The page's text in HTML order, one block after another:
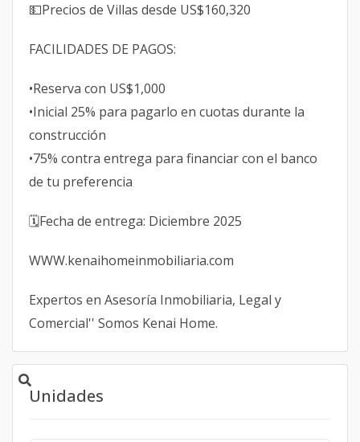
💵Precios de Villas desde US$160,320
FACILIDADES DE PAGOS:
•Reserva con US$1,000
•Inicial 25% para pagarlo en cuotas durante la
construcción
•75% contra entrega para financiar con el banco
de tu preferencia
🗓️Fecha de entrega: Diciembre 2025
WWW.kenaihomeinmobiliaria.com
Expertos en Asesoría Inmobiliaria, Legal y
Comercial'' Somos Kenai Home.
Unidades